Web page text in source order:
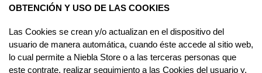
OBTENCIÓN Y USO DE LAS COOKIES
Las Cookies se crean y/o actualizan en el dispositivo del
usuario de manera automática, cuando éste accede al sitio web,
lo cual permite a Niebla Store o a las terceras personas que
este contrate, realizar seguimiento a las Cookies del usuario y,